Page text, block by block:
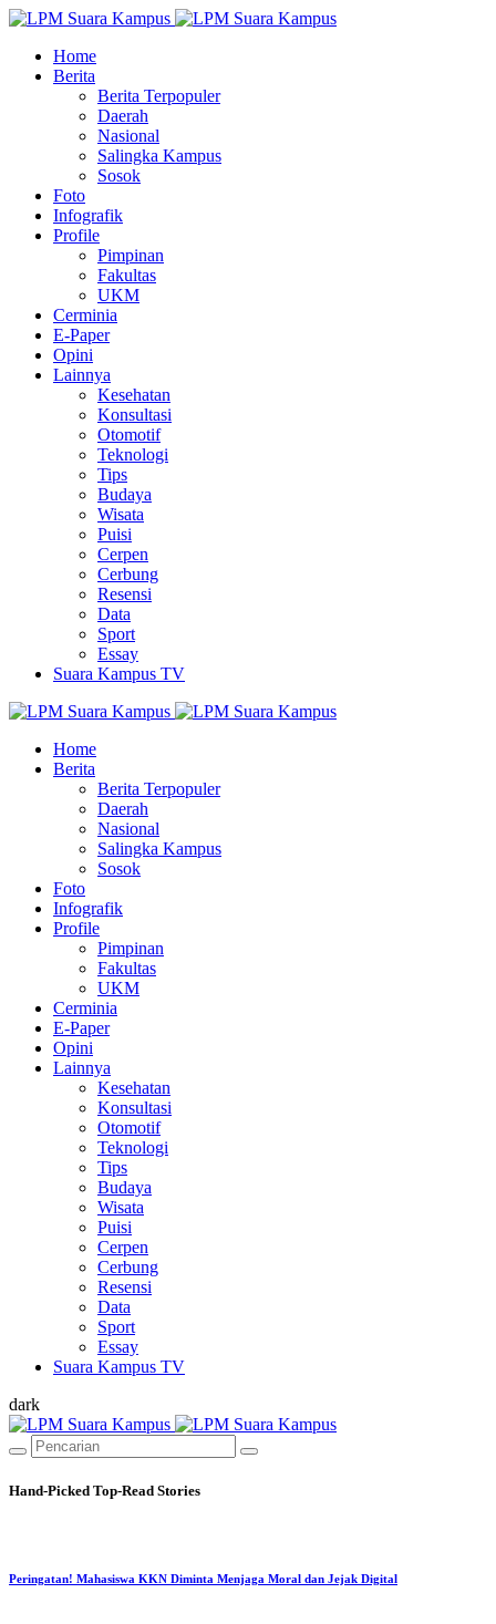
Home
Berita
Berita Terpopuler
Daerah
Nasional
Salingka Kampus
Sosok
Foto
Infografik
Profile
Pimpinan
Fakultas
UKM
Cerminia
E-Paper
Opini
Lainnya
Kesehatan
Konsultasi
Otomotif
Teknologi
Tips
Budaya
Wisata
Puisi
Cerpen
Cerbung
Resensi
Data
Sport
Essay
Suara Kampus TV
Home
Berita
Berita Terpopuler
Daerah
Nasional
Salingka Kampus
Sosok
Foto
Infografik
Profile
Pimpinan
Fakultas
UKM
Cerminia
E-Paper
Opini
Lainnya
Kesehatan
Konsultasi
Otomotif
Teknologi
Tips
Budaya
Wisata
Puisi
Cerpen
Cerbung
Resensi
Data
Sport
Essay
Suara Kampus TV
dark
Hand-Picked Top-Read Stories
Peringatan! Mahasiswa KKN Diminta Menjaga Moral dan Jejak Digital